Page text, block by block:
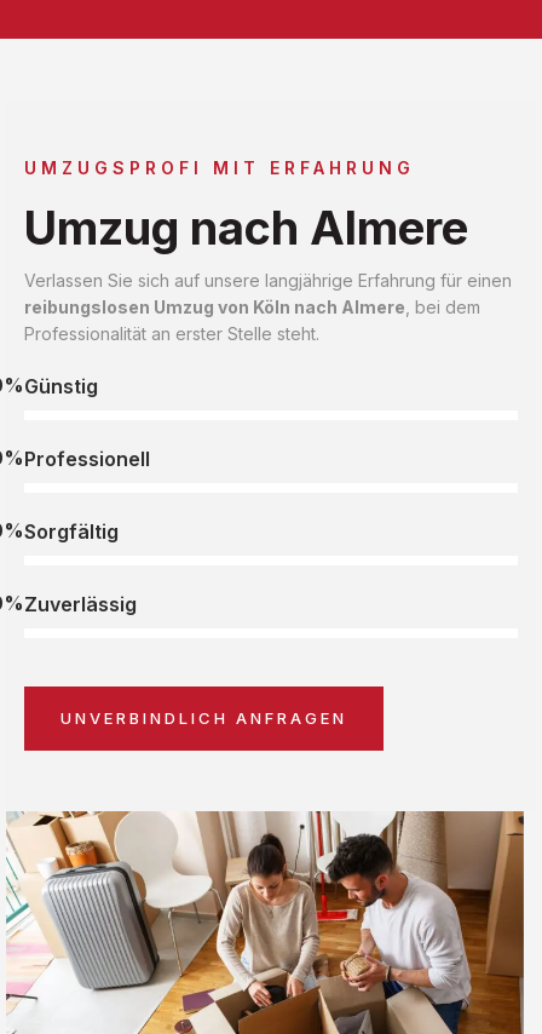
UMZUGSPROFI MIT ERFAHRUNG
Umzug nach Almere
Verlassen Sie sich auf unsere langjährige Erfahrung für einen
reibungslosen Umzug von Köln nach Almere , bei dem
Professionalität an erster Stelle steht.
Günstig
Professionell
Sorgfältig
Zuverlässig
UNVERBINDLICH ANFRAGEN